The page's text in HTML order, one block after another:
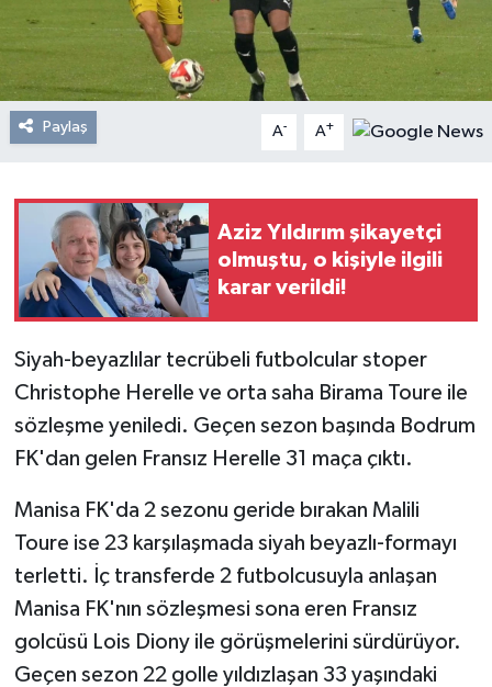
Paylaş A- A+
Aziz Yıldırım şikayetçi
olmuştu, o kişiyle ilgili
karar verildi!
Siyah-beyazlılar tecrübeli futbolcular stoper
Christophe Herelle ve orta saha Birama Toure ile
sözleşme yeniledi. Geçen sezon başında Bodrum
FK'dan gelen Fransız Herelle 31 maça çıktı.
Manisa FK'da 2 sezonu geride bırakan Malili
Toure ise 23 karşılaşmada siyah beyazlı-formayı
terletti. İç transferde 2 futbolcusuyla anlaşan
Manisa FK'nın sözleşmesi sona eren Fransız
golcüsü Lois Diony ile görüşmelerini sürdürüyor.
Geçen sezon 22 golle yıldızlaşan 33 yaşındaki